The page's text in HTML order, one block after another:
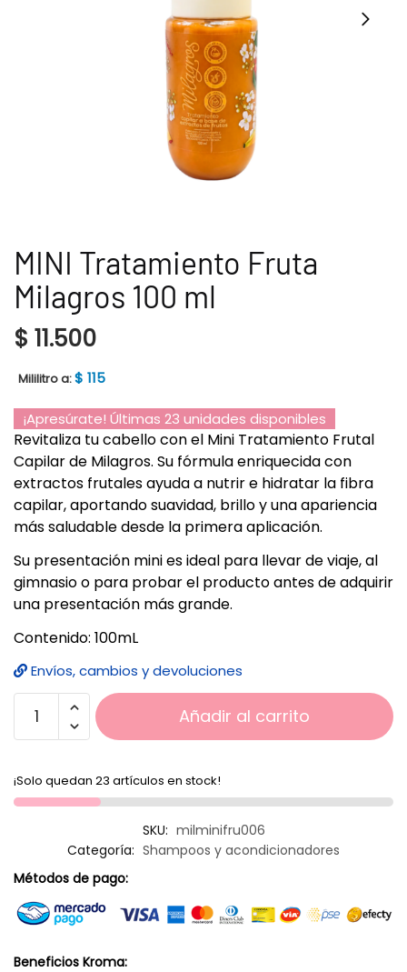
MINI Tratamiento Fruta
Milagros 100 ml
$ 11.500
Mililitro a:$ 115
¡Apresúrate! Últimas 23 unidades disponibles
Revitaliza tu cabello con el Mini Tratamiento Frutal
Capilar de Milagros. Su fórmula enriquecida con
extractos frutales ayuda a nutrir e hidratar la fibra
capilar, aportando suavidad, brillo y una apariencia
más saludable desde la primera aplicación.
Su presentación mini es ideal para llevar de viaje, al
gimnasio o para probar el producto antes de adquirir
una presentación más grande.
Contenido: 100mL
Envíos, cambios y devoluciones
Añadir al carrito
¡Solo quedan 23 artículos en stock!
SKU: milminifru006
Categoría: Shampoos y acondicionadores
Métodos de pago:
Beneficios Kroma: